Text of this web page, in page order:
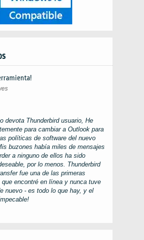
devota Thunderbirdusuario, He
para cambiar a Outlook para
políticas de software del nuevo
buzones había miles de mensajes
a ninguno de ellos ha sido
por lo menos. Thunderbird
fue una de las primeras
que encontré en línea y nunca tuve
nuevo - es todo lo que hay, y el